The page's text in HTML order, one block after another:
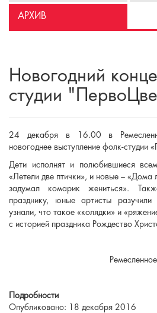
АРХИВ
Новогодний
студии
24 декабря в 16.00 в
новогоднее выступление фолк-студии
Дети исполнят и полюбившиеся
«Летели две птички», и новые – «Дома
задумал комарик жениться».
празднику, юные артисты разучили
узнали, что такое «колядки» и
с историей праздника Рождество
Подробности
Опубликовано: 18 декабря 2016